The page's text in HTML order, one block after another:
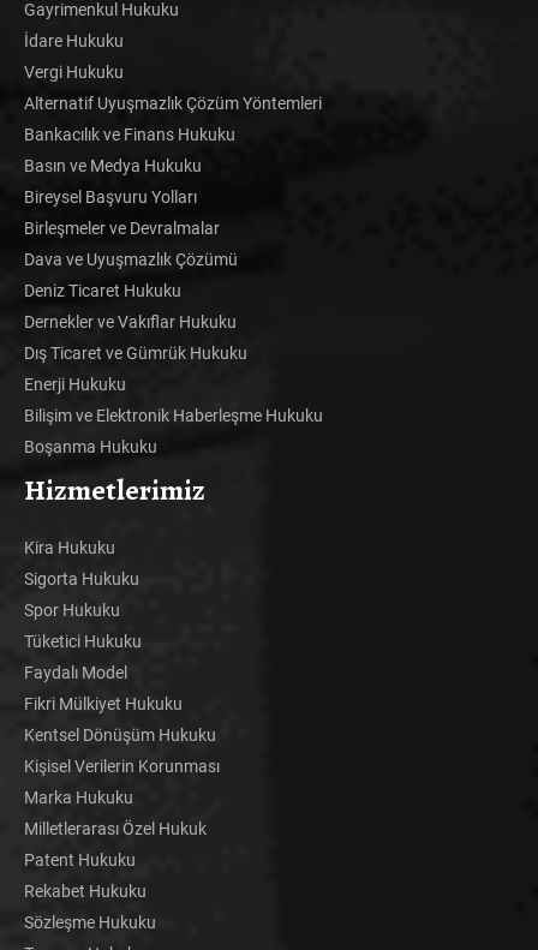
Gayrimenkul Hukuku
İdare Hukuku
Vergi Hukuku
Alternatif Uyuşmazlık Çözüm Yöntemleri
Bankacılık ve Finans Hukuku
Basın ve Medya Hukuku
Bireysel Başvuru Yolları
Birleşmeler ve Devralmalar
Dava ve Uyuşmazlık Çözümü
Deniz Ticaret Hukuku
Dernekler ve Vakıflar Hukuku
Dış Ticaret ve Gümrük Hukuku
Enerji Hukuku
Bilişim ve Elektronik Haberleşme Hukuku
Boşanma Hukuku
Hizmetlerimiz
Kira Hukuku
Sigorta Hukuku
Spor Hukuku
Tüketici Hukuku
Faydalı Model
Fikri Mülkiyet Hukuku
Kentsel Dönüşüm Hukuku
Kişisel Verilerin Korunması
Marka Hukuku
Milletlerarası Özel Hukuk
Patent Hukuku
Rekabet Hukuku
Sözleşme Hukuku